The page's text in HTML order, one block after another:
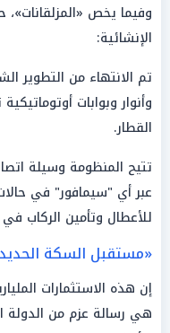
وفيما يخص
الإنشائية:
وأنوار وبوابات
القطار.
تتيح المنظومة وسيلة
عبر أي "سيمافور" في
للأعطال وتأمين الركاب
«مستقبل السكة
إن هذه الاستثمارات
هي رسالة عزم من الدولة